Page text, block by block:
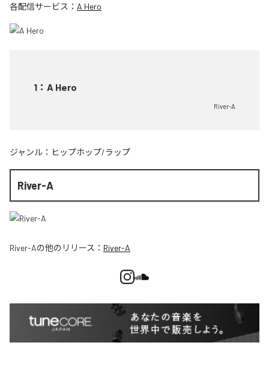
各配信サービス： A Hero
1 ： A Hero
River-A
ジャンル： ヒップホップ/ラップ
River-A
River-Aの他のリリース： River-A